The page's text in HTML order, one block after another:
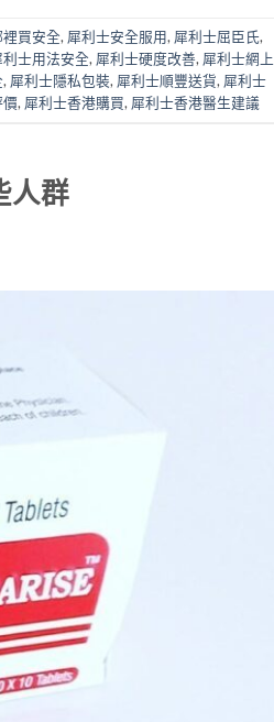
裡買安全, 犀利士安全服用, 犀利士屈臣氏,
利士用法安全, 犀利士硬度改善, 犀利士網上
, 犀利士隱私包裝, 犀利士順豐送貨, 犀利士
價, 犀利士香港購買, 犀利士香港醫生建議
人群